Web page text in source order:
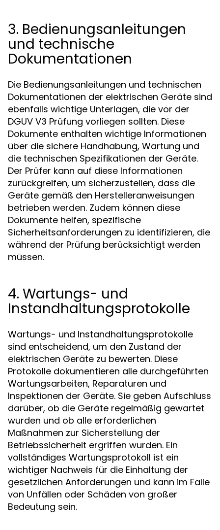
3. Bedienungsanleitungen
und technische
Dokumentationen
Die Bedienungsanleitungen und technischen
Dokumentationen der elektrischen Geräte sind
ebenfalls wichtige Unterlagen, die vor der
DGUV V3 Prüfung vorliegen sollten. Diese
Dokumente enthalten wichtige Informationen
über die sichere Handhabung, Wartung und
die technischen Spezifikationen der Geräte.
Der Prüfer kann auf diese Informationen
zurückgreifen, um sicherzustellen, dass die
Geräte gemäß den Herstelleranweisungen
betrieben werden. Zudem können diese
Dokumente helfen, spezifische
Sicherheitsanforderungen zu identifizieren, die
während der Prüfung berücksichtigt werden
müssen.
4. Wartungs- und
Instandhaltungsprotokolle
Wartungs- und Instandhaltungsprotokolle
sind entscheidend, um den Zustand der
elektrischen Geräte zu bewerten. Diese
Protokolle dokumentieren alle durchgeführten
Wartungsarbeiten, Reparaturen und
Inspektionen der Geräte. Sie geben Aufschluss
darüber, ob die Geräte regelmäßig gewartet
wurden und ob alle erforderlichen
Maßnahmen zur Sicherstellung der
Betriebssicherheit ergriffen wurden. Ein
vollständiges Wartungsprotokoll ist ein
wichtiger Nachweis für die Einhaltung der
gesetzlichen Anforderungen und kann im Falle
von Unfällen oder Schäden von großer
Bedeutung sein.